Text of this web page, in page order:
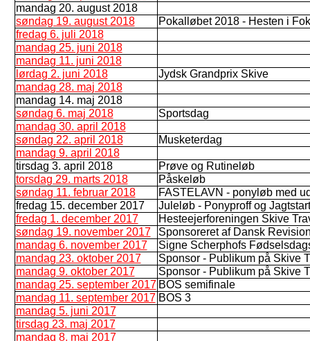
mandag 20. august 2018
søndag 19. august 2018
Pokalløbet 2018 - Hesten i
fredag 6. juli 2018
mandag 25. juni 2018
mandag 11. juni 2018
lørdag 2. juni 2018
Jydsk Grandprix Skive
mandag 28. maj 2018
mandag 14. maj 2018
søndag 6. maj 2018
Sportsdag
mandag 30. april 2018
søndag 22. april 2018
Musketerdag
mandag 9. april 2018
tirsdag 3. april 2018
Prøve og Rutineløb
torsdag 29. marts 2018
Påskeløb
søndag 11. februar 2018
FASTELAVN - ponyløb med
fredag 15. december 2017
Juleløb - Ponyproff og Jagtstart
fredag 1. december 2017
Hesteejerforeningen Skive
søndag 19. november 2017
Sponsoreret af Dansk
mandag 6. november 2017
Signe Scherphofs
mandag 23. oktober 2017
Sponsor - Publikum på Skive
mandag 9. oktober 2017
Sponsor - Publikum på Skive
mandag 25. september 2017 BOS semifinale
mandag 11. september 2017 BOS 3
mandag 5. juni 2017
tirsdag 23. maj 2017
mandag 8. maj 2017